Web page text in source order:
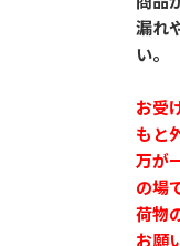
漏れ
い。
お受
もと
万が
の場
荷物
お願